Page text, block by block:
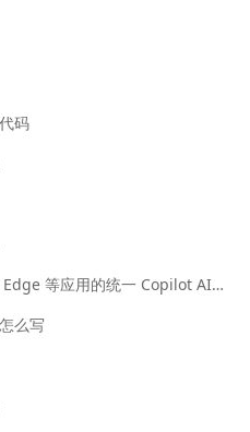
码
统一 Copilot AI 助手，将带来哪些影响？
么写